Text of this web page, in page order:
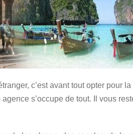
c’est avant tout opter pour
s’occupe de tout. Il vous